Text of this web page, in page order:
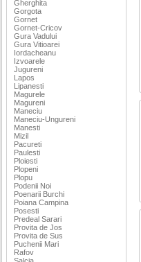
Gherghita
Gorgota
Gornet
Gornet-Cricov
Gura Vadului
Gura Vitioarei
Iordacheanu
Izvoarele
Jugureni
Lapos
Lipanesti
Magurele
Magureni
Maneciu
Maneciu-Ungureni
Manesti
Mizil
Pacureti
Paulesti
Ploiesti
Plopeni
Plopu
Podenii Noi
Poenarii Burchi
Poiana Campina
Posesti
Predeal Sarari
Provita de Jos
Provita de Sus
Puchenii Mari
Rafov
Salcia